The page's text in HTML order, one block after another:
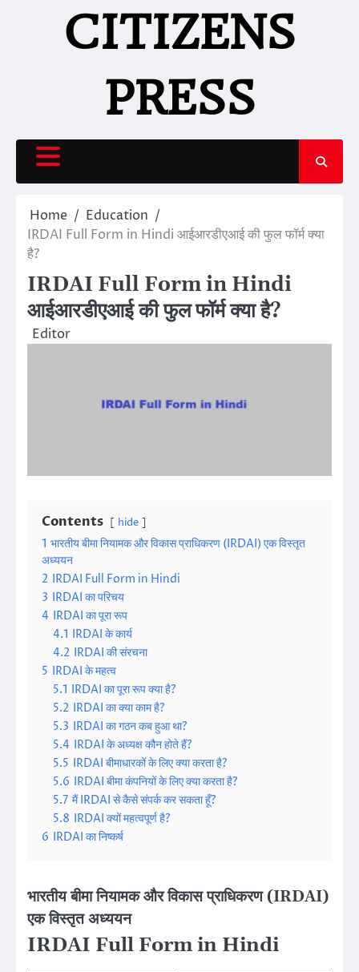
CITIZENS
PRESS
Home
Education
IRDAI Full Form in Hindi आईआरडीएआई की फुल फॉर्म क्या
है?
IRDAI Full Form in Hindi
आईआरडीएआई की फुल फॉर्म क्या है?
Editor
Contents hide
1 भारतीय बीमा नियामक और विकास प्राधिकरण (IRDAI) एक विस्तृत
अध्ययन
2 IRDAI Full Form in Hindi
3 IRDAI का परिचय
4 IRDAI का पूरा रूप
4.1 IRDAI के कार्य
4.2 IRDAI की संरचना
5 IRDAI के महत्व
5.1 IRDAI का पूरा रूप क्या है?
5.2 IRDAI का क्या काम है?
5.3 IRDAI का गठन कब हुआ था?
5.4 IRDAI के अध्यक्ष कौन होते हैं?
5.5 IRDAI बीमाधारकों के लिए क्या करता है?
5.6 IRDAI बीमा कंपनियों के लिए क्या करता है?
5.7 मैं IRDAI से कैसे संपर्क कर सकता हूँ?
5.8 IRDAI क्यों महत्वपूर्ण है?
6 IRDAI का निष्कर्ष
भारतीय बीमा नियामक और विकास प्राधिकरण (IRDAI)
एक विस्तृत अध्ययन
IRDAI Full Form in Hindi